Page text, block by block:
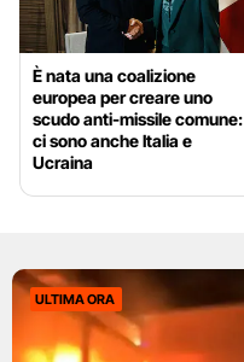
È nata una coalizione
europea per creare uno
scudo anti-missile comune:
ci sono anche Italia e
Ucraina
ULTIMA ORA